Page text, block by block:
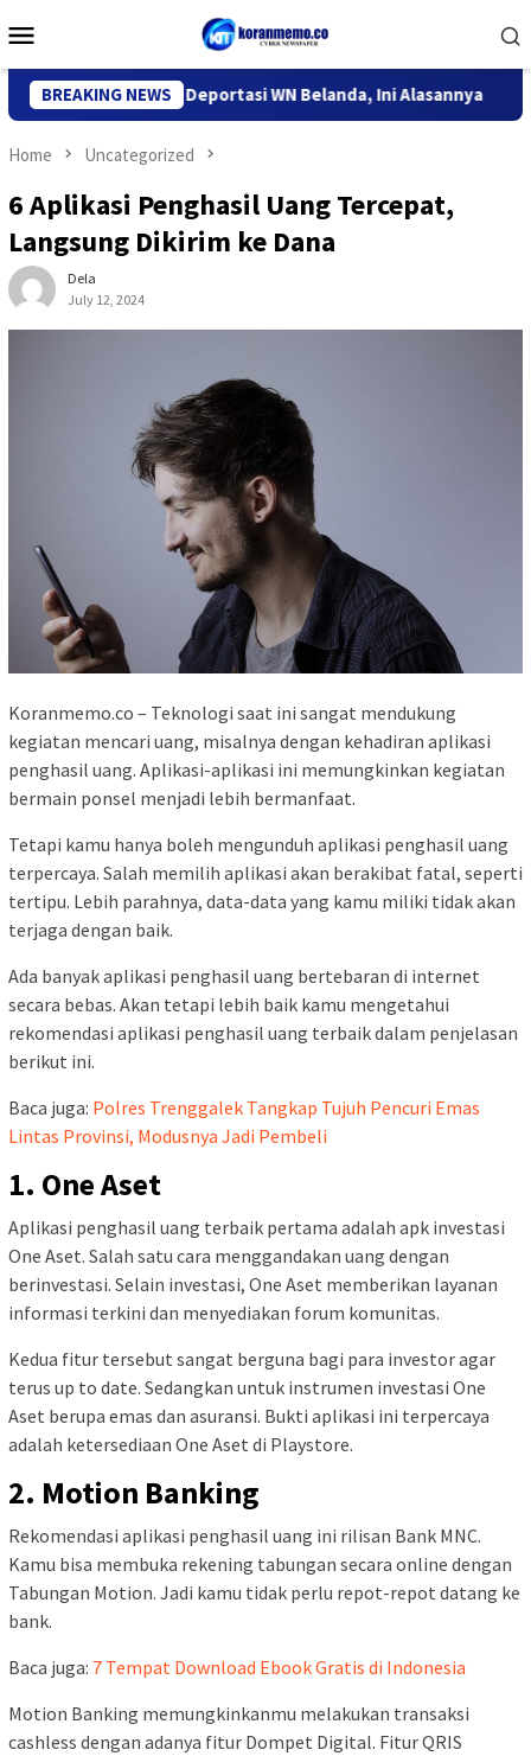
to
Menu
BREAKING NEWS
Kediri Deportasi WN Belanda, Ini Alasannya 9
Home Uncategorized
6 Aplikasi Penghasil Uang Tercepat,
Langsung Dikirim ke Dana
Dela
July 12, 2024
Koranmemo.co – Teknologi saat ini sangat mendukung
kegiatan mencari uang, misalnya dengan kehadiran aplikasi
penghasil uang. Aplikasi-aplikasi ini memungkinkan kegiatan
bermain ponsel menjadi lebih bermanfaat.
Tetapi kamu hanya boleh mengunduh aplikasi penghasil uang
terpercaya. Salah memilih aplikasi akan berakibat fatal, seperti
tertipu. Lebih parahnya, data-data yang kamu miliki tidak akan
terjaga dengan baik.
Ada banyak aplikasi penghasil uang bertebaran di internet
secara bebas. Akan tetapi lebih baik kamu mengetahui
rekomendasi aplikasi penghasil uang terbaik dalam penjelasan
berikut ini.
Baca juga: Polres Trenggalek Tangkap Tujuh Pencuri Emas
Lintas Provinsi, Modusnya Jadi Pembeli
1. One Aset
Aplikasi penghasil uang terbaik pertama adalah apk investasi
One Aset. Salah satu cara menggandakan uang dengan
berinvestasi. Selain investasi, One Aset memberikan layanan
informasi terkini dan menyediakan forum komunitas.
Kedua fitur tersebut sangat berguna bagi para investor agar
terus up to date. Sedangkan untuk instrumen investasi One
Aset berupa emas dan asuransi. Bukti aplikasi ini terpercaya
adalah ketersediaan One Aset di Playstore.
2. Motion Banking
Rekomendasi aplikasi penghasil uang ini rilisan Bank MNC.
Kamu bisa membuka rekening tabungan secara online dengan
Tabungan Motion. Jadi kamu tidak perlu repot-repot datang ke
bank.
Baca juga: 7 Tempat Download Ebook Gratis di Indonesia
Motion Banking memungkinkanmu melakukan transaksi
cashless dengan adanya fitur Dompet Digital. Fitur QRIS